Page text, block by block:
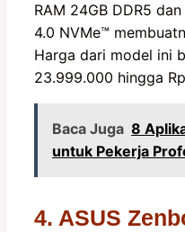
RAM 24GB DDR5
4.0 NVMe™️
Harga dari model ini
23.999.000 hingga
Baca Juga 8
untuk Pekerja
4. ASUS